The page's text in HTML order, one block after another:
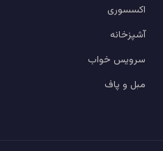
اکسسوری
آشپزخانه
سرویس خواب
مبل و پاف